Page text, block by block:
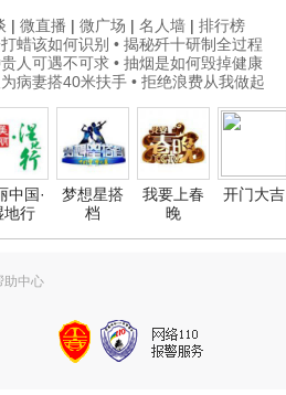
| 微直播 | 微广场 | 名人墙 | 排行榜
蜡该如何识别 • 揭秘歼十研制全过程
人可遇不可求 • 抽烟是如何毁掉健康
病妻搭40米扶手 • 拒绝浪费从我做起
中国·
地行
梦想星搭
档
我要上春
晚
开门大吉
助中心